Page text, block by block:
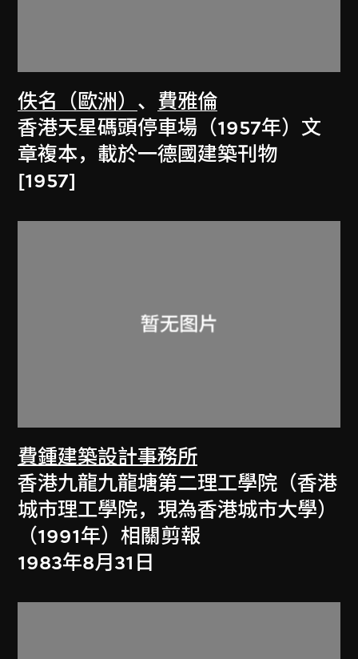
佚名（歐洲） 、 費雅倫
香港天星碼頭停車場（1957年）文
章複本，載於一德國建築刊物
[1957]
費鍾建築設計事務所
香港九龍九龍塘第二理工學院（香港
城市理工學院，現為香港城市大學）
（1991年）相關剪報
1983年8月31日